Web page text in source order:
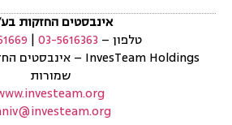
אינבסטים החזקות
טלפון – 03-5616363
|
InvesTeam Holdings
–אינבסטים
שמורות